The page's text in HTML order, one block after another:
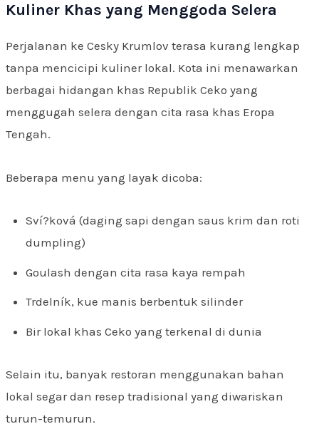
Kuliner Khas yang Menggoda Selera
Perjalanan ke Cesky Krumlov terasa kurang lengkap
tanpa mencicipi kuliner lokal. Kota ini menawarkan
berbagai hidangan khas Republik Ceko yang
menggugah selera dengan cita rasa khas Eropa
Tengah.
Beberapa menu yang layak dicoba:
Sví?ková (daging sapi dengan saus krim dan roti
dumpling)
Goulash dengan cita rasa kaya rempah
Trdelník, kue manis berbentuk silinder
Bir lokal khas Ceko yang terkenal di dunia
Selain itu, banyak restoran menggunakan bahan
lokal segar dan resep tradisional yang diwariskan
turun-temurun.